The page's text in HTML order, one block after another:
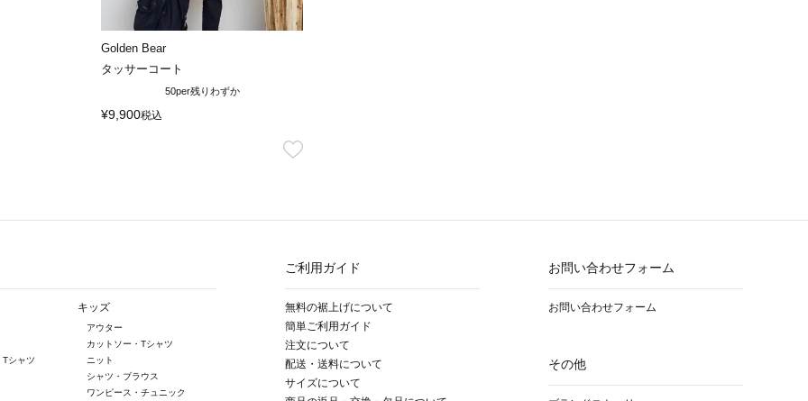
Golden Bear
タッサーコート
50per残りわずか
¥9,900税込
Tシャツ
キッズ
アウター
カットソー・Tシャツ
ニット
シャツ・ブラウス
ワンピース・チュニック
ご利用ガイド
無料の裾上げについて
簡単ご利用ガイド
注文について
配送・送料について
サイズについて
お問い合わせフォーム
お問い合わせフォーム
その他